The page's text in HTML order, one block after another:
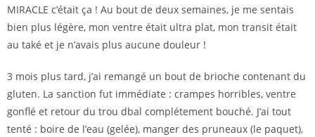
MIRACLE c’était ça ! Au bout de deux semaines, je me sentais
bien plus légère, mon ventre était ultra plat, mon transit était
au také et je n’avais plus aucune douleur !
3 mois plus tard, j’ai remangé un bout de brioche contenant du
gluten. La sanction fut immédiate : crampes horribles, ventre
gonflé et retour du trou dbal complétement bouché. J’ai tout
tenté : boire de l’eau (gelée), manger des pruneaux (le paquet),